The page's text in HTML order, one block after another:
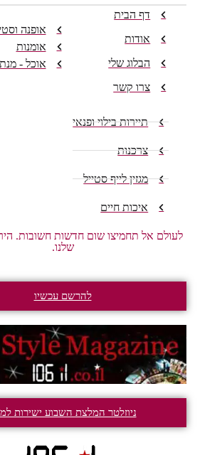
דף הבית
אודות
הבלוג שלי
צרו קשר
אופנה
אומנות
אוכל -
תיירות בילוי ופנאי
צרכנות
מגזין לייף סטייל
איכות חיים
לעולם אל תחמיצו שום חדשות חשובות.
שלנו.
להרשם עכשיו
ניוזלטר המלצת השבוע ישירות